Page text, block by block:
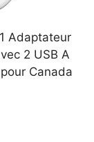
Adaptateur
2 USB A
Canada